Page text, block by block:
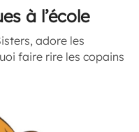
à l’école
adore les
faire rire les copains